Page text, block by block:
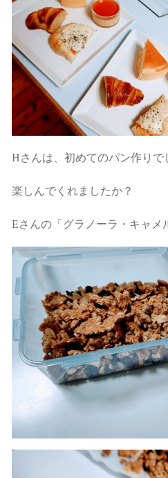
Hさんは、初めてのパン作りで
楽しんでくれましたか？
Eさんの「グラノーラ・キャメ